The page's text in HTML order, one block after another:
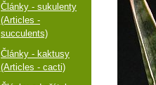
Články - sukulenty
(Articles -
succulents)
Články - kaktusy
(Articles - cacti)